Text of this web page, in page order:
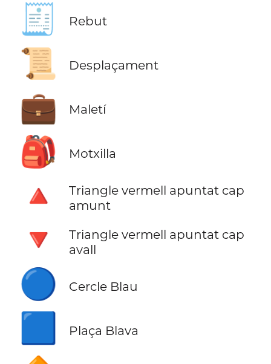
🧾 Rebut
📜 Desplaçament
💼 Maletí
🎒 Motxilla
🔺
Triangle vermell apuntat cap
amunt
🔻
Triangle vermell apuntat cap
avall
🔵 Cercle Blau
🟦 Plaça Blava